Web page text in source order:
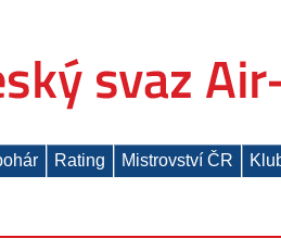
Rating Mistrovství ČR